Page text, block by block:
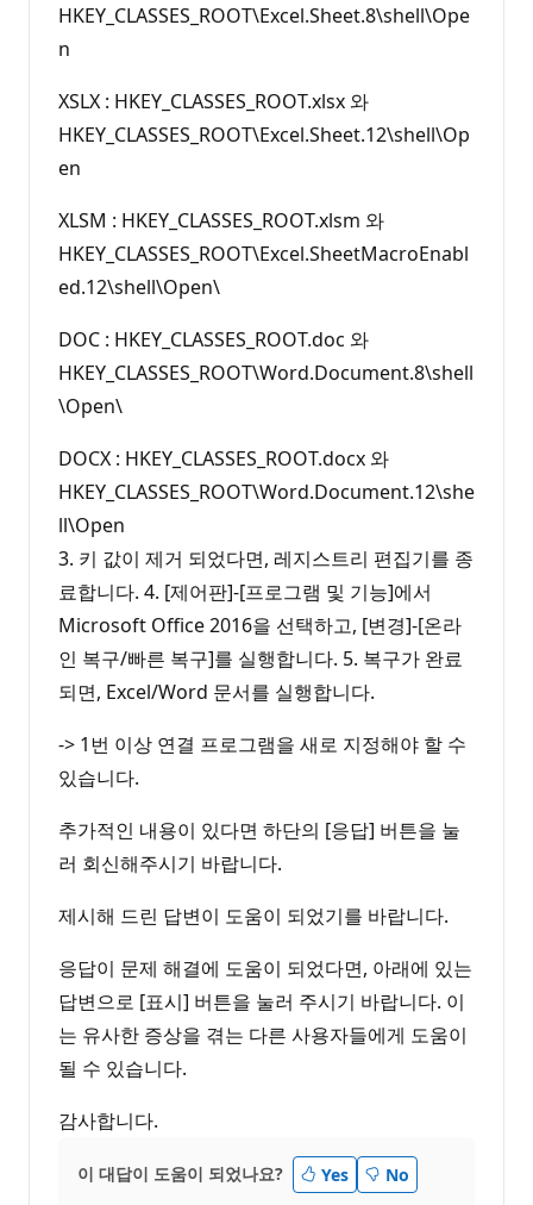
HKEY_CLASSES_ROOT\Excel.Sheet.8\shell\Ope
n
XSLX : HKEY_CLASSES_ROOT.xlsx 와
HKEY_CLASSES_ROOT\Excel.Sheet.12\shell\Op
en
XLSM : HKEY_CLASSES_ROOT.xlsm 와
HKEY_CLASSES_ROOT\Excel.SheetMacroEnabl
ed.12\shell\Open\
DOC : HKEY_CLASSES_ROOT.doc 와
HKEY_CLASSES_ROOT\Word.Document.8\shell
\Open\
DOCX : HKEY_CLASSES_ROOT.docx 와
HKEY_CLASSES_ROOT\Word.Document.12\she
ll\Open
3. 키 값이 제거 되었다면, 레지스트리 편집기를 종
료합니다. 4. [제어판]-[프로그램 및 기능]에서
Microsoft Office 2016을 선택하고, [변경]-[온라
인 복구/빠른 복구]를 실행합니다. 5. 복구가 완료
되면, Excel/Word 문서를 실행합니다.
-> 1번 이상 연결 프로그램을 새로 지정해야 할 수
있습니다.
추가적인 내용이 있다면 하단의 [응답] 버튼을 눌
러 회신해주시기 바랍니다.
제시해 드린 답변이 도움이 되었기를 바랍니다.
응답이 문제 해결에 도움이 되었다면, 아래에 있는
답변으로 [표시] 버튼을 눌러 주시기 바랍니다. 이
는 유사한 증상을 겪는 다른 사용자들에게 도움이
될 수 있습니다.
감사합니다.
이 대답이 도움이 되었나요? Yes No